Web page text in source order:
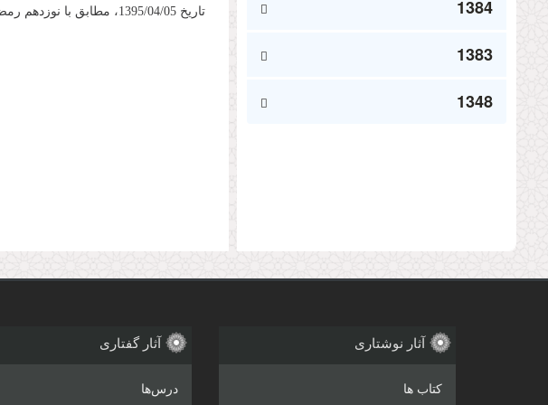
1384
1383
1348
تاریخ 1395/04/05، مطابق با نوزدهم رمضان 1437 ایراد فرموده‌اند....
آثار نوشتاری
کتاب ها
آثار گفتاری
درس‌ها